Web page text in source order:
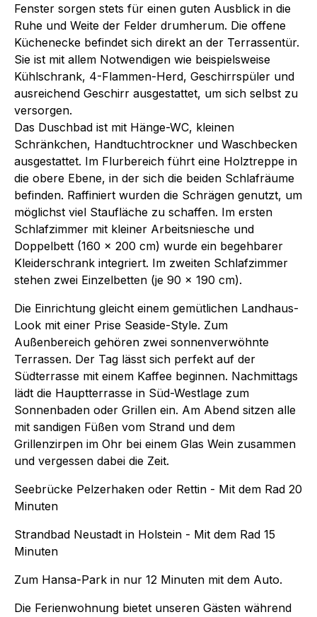
Fenster sorgen stets für einen guten Ausblick in die
Ruhe und Weite der Felder drumherum. Die offene
Küchenecke befindet sich direkt an der Terrassentür.
Sie ist mit allem Notwendigen wie beispielsweise
Kühlschrank, 4-Flammen-Herd, Geschirrspüler und
ausreichend Geschirr ausgestattet, um sich selbst zu
versorgen.
Das Duschbad ist mit Hänge-WC, kleinen
Schränkchen, Handtuchtrockner und Waschbecken
ausgestattet. Im Flurbereich führt eine Holztreppe in
die obere Ebene, in der sich die beiden Schlafräume
befinden. Raffiniert wurden die Schrägen genutzt, um
möglichst viel Staufläche zu schaffen. Im ersten
Schlafzimmer mit kleiner Arbeitsniesche und
Doppelbett (160 x 200 cm) wurde ein begehbarer
Kleiderschrank integriert. Im zweiten Schlafzimmer
stehen zwei Einzelbetten (je 90 x 190 cm).
Die Einrichtung gleicht einem gemütlichen Landhaus-
Look mit einer Prise Seaside-Style. Zum
Außenbereich gehören zwei sonnenverwöhnte
Terrassen. Der Tag lässt sich perfekt auf der
Südterrasse mit einem Kaffee beginnen. Nachmittags
lädt die Hauptterrasse in Süd-Westlage zum
Sonnenbaden oder Grillen ein. Am Abend sitzen alle
mit sandigen Füßen vom Strand und dem
Grillenzirpen im Ohr bei einem Glas Wein zusammen
und vergessen dabei die Zeit.
Seebrücke Pelzerhaken oder Rettin - Mit dem Rad 20
Minuten
Strandbad Neustadt in Holstein - Mit dem Rad 15
Minuten
Zum Hansa-Park in nur 12 Minuten mit dem Auto.
Die Ferienwohnung bietet unseren Gästen während